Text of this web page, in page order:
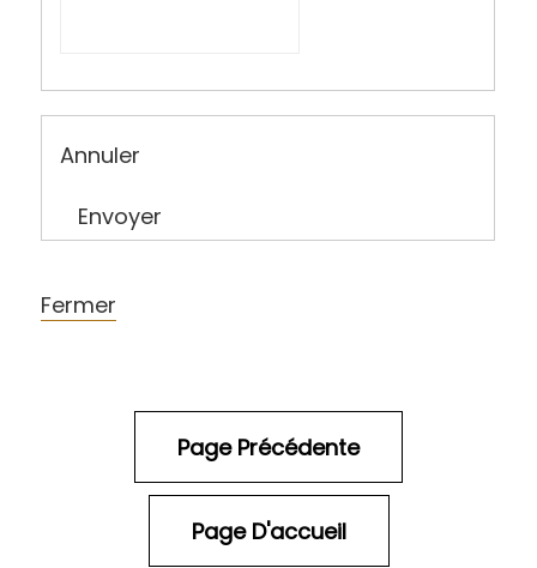
Annuler
Envoyer
Fermer